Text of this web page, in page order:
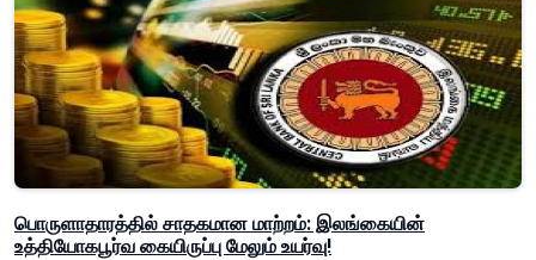
பொருளாதாரத்தில் சாதகமான மாற்றம்: இலங்கையின்
உத்தியோகபூர்வ கையிருப்பு மேலும் உயர்வு!